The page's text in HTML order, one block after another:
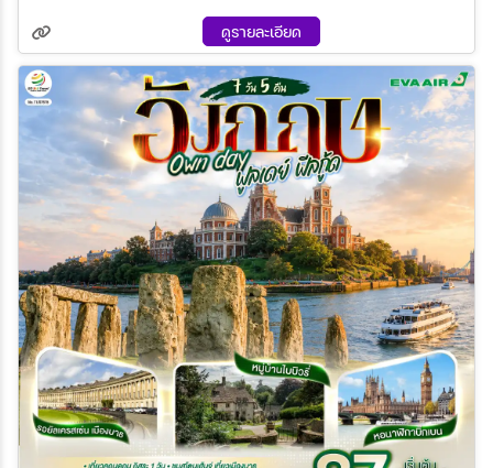
มหาวิหารเวสท์มินสเตอร์ - สะพานหอคอย - หอนาฬิกาบิ๊กเบน -
ทาวเวอร์บริดจ์ - ช้อปปิ้ง ถนน Oxford ลอนดอน – Bicester Village
Outlet – เลสเตอร์ - สนามคิงส์ พาวเวอร์ – แมนเชสเตอร์
ดูรายละเอียด